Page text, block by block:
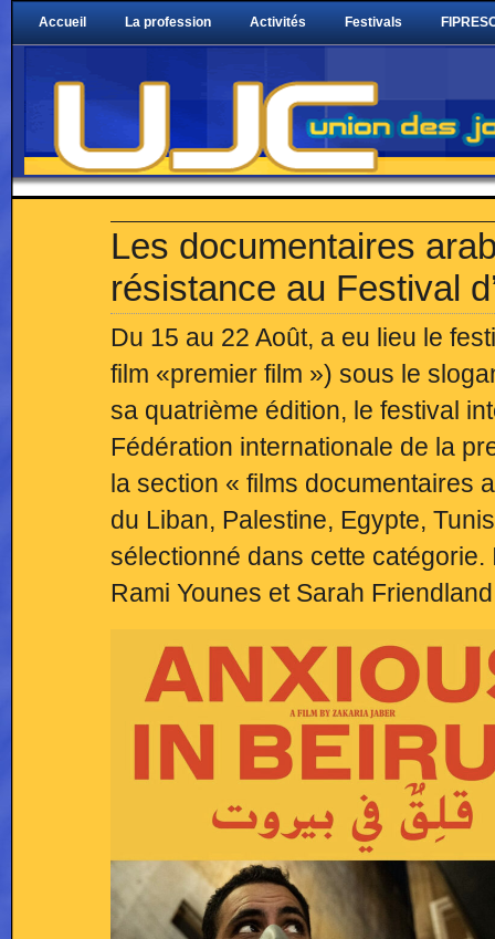
Accueil La profession Activités Festivals
Les documentaires
résistance au Festival
Du 15 au 22 Août, a eu lieu le
film «premier film ») sous le
sa quatrième édition, le festival
Fédération internationale de la
la section « films documentaires
du Liban, Palestine, Egypte,
sélectionné dans cette
Rami Younes et Sarah